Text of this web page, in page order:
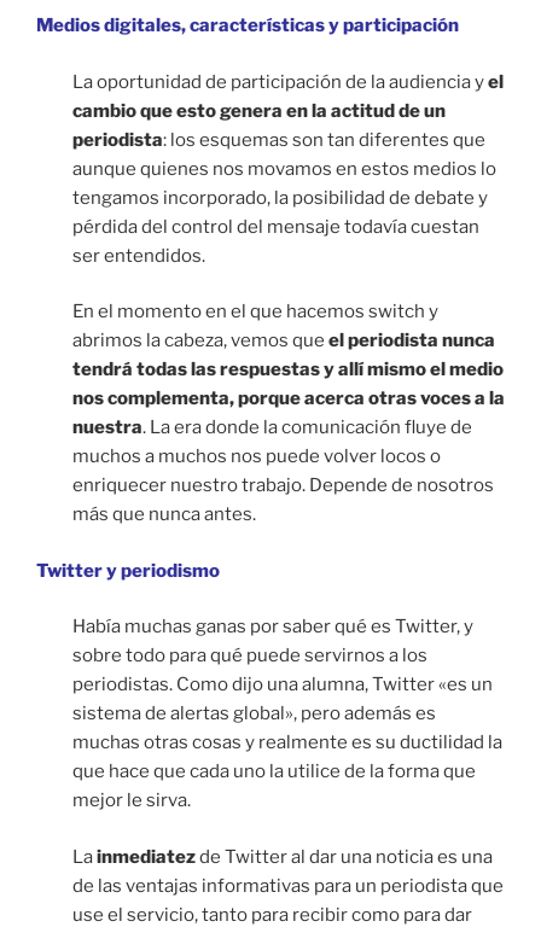
Medios digitales, características y participación
La oportunidad de participación de la audiencia yel
cambio que esto genera en la actitud de un
periodista: los esquemas son tan diferentes que
aunque quienes nos movamos en estos medios lo
tengamos incorporado, la posibilidad de debate y
pérdida del control del mensaje todavía cuestan
ser entendidos.
En el momento en el que hacemos switch y
abrimos la cabeza, vemos que el periodista nunca
tendrá todas las respuestas y allí mismo el medio
nos complementa, porque acerca otras voces a la
nuestra. La era donde la comunicación fluye de
muchos a muchos nos puede volver locos o
enriquecer nuestro trabajo. Depende de nosotros
más que nunca antes.
Twitter y periodismo
Había muchas ganas por saber qué es Twitter, y
sobre todo para qué puede servirnos a los
periodistas. Como dijo una alumna, Twitter «es un
sistema de alertas global», pero además es
muchas otras cosas y realmente es su ductilidad la
que hace que cada uno la utilice de la forma que
mejor le sirva.
Lainmediatezde Twitter al dar una noticia es una
de las ventajas informativas para un periodista que
use el servicio, tanto para recibir como para dar